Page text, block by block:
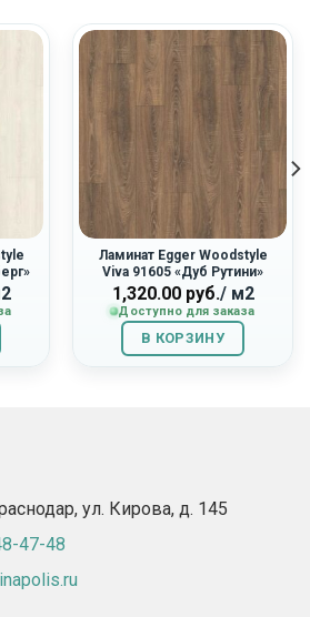
Ламинат Egger Woodstyle
Viva 91605 «Дуб Рутини»
1,320.00руб./ м2
Доступно для заказа
В КОРЗИНУ
ул. Кирова, д. 145​
47-48